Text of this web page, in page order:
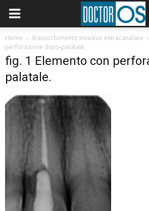
Home Riassorbimento invasivo extracanalare
perforazione disto-palatale.
fig. 1 Elemento con
palatale.